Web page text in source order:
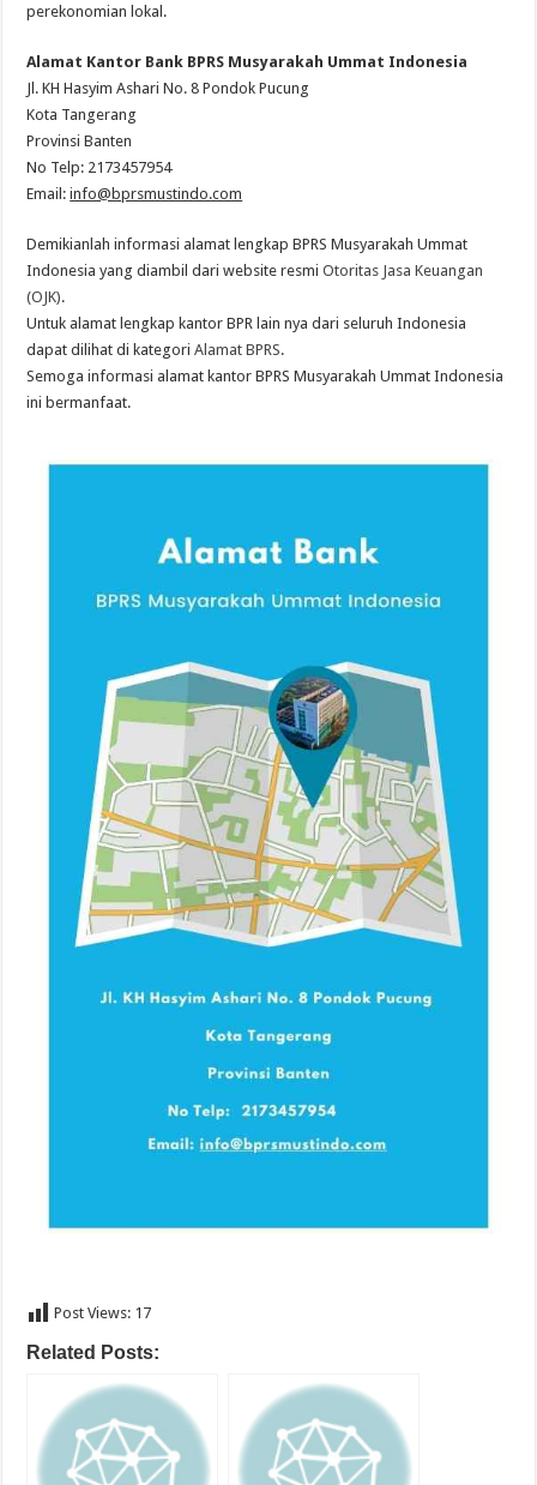
perekonomian lokal.
Alamat Kantor Bank BPRS Musyarakah Ummat Indonesia
Jl. KH Hasyim Ashari No. 8 Pondok Pucung
Kota Tangerang
Provinsi Banten
No Telp: 2173457954
Email:info@bprsmustindo.com
Demikianlah informasi alamat lengkap BPRS Musyarakah Ummat
Indonesia yang diambil dari website resmiOtoritas Jasa Keuangan
(OJK).
Untuk alamat lengkap kantor BPR lain nya dari seluruh Indonesia
dapat dilihat di kategoriAlamat BPRS.
Semoga informasi alamat kantor BPRS Musyarakah Ummat Indonesia
ini bermanfaat.
Post Views: 17
Related Posts: